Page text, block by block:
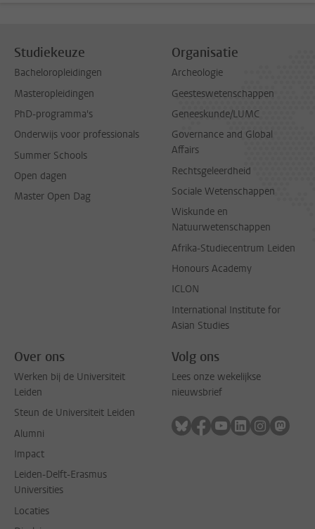
Studiekeuze
Bacheloropleidingen
Masteropleidingen
PhD-programma's
Onderwijs voor professionals
Summer Schools
Open dagen
Master Open Dag
Organisatie
Archeologie
Geesteswetenschappen
Geneeskunde/LUMC
Governance and Global
Affairs
Rechtsgeleerdheid
Sociale Wetenschappen
Wiskunde en
Natuurwetenschappen
Afrika-Studiecentrum Leiden
Honours Academy
ICLON
International Institute for
Asian Studies
Over ons
Werken bij de Universiteit
Leiden
Steun de Universiteit Leiden
Alumni
Impact
Leiden-Delft-Erasmus
Universities
Locaties
Volg ons
Lees onze wekelijkse
nieuwsbrief
Volg ons op bluesky
Volg ons op facebook
Volg ons op
Volg ons op
Volg ons
Volg